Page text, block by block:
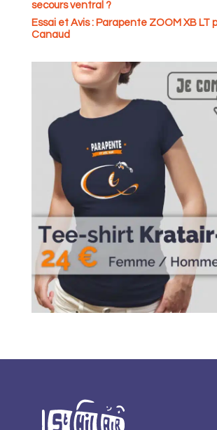
secours ventral ?
Essai et Avis : Parapente ZOOM XB LT
Canaud